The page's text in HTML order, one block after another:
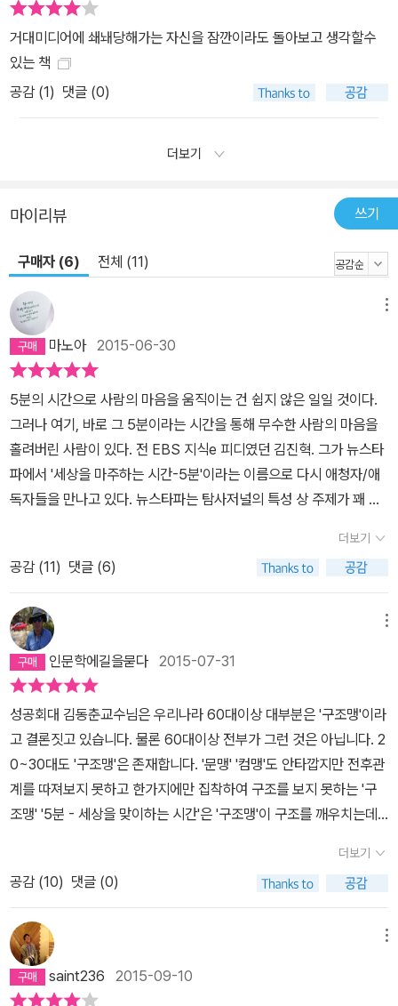
거대미디어에 쇄놰당해가는 자신을 잠깐이라도 돌아보고 생각할수
있는 책
공감 (1) 댓글 (0)
더보기
마이리뷰 쓰기
구매자 (6) 전체 (11)
마노아2015-06-30
5분의 시간으로 사람의 마음을 움직이는 건 쉽지 않은 일일 것이다.
그러나 여기, 바로 그 5분이라는 시간을 통해 무수한 사람의 마음을
홀려버린 사람이 있다. 전 EBS 지식e 피디였던 김진혁. 그가 뉴스타
파에서 '세상을 마주하는 시간-5분'이라는 이름으로 다시 애청자/애
독자들을 만나고 있다. 뉴스타파는 탐사저널의 특성 상 주제가 꽤 묵
지만 좀 더 쉬어갈 여지를 주는 것이 김진혁의 '5분'이다. 지식채널이
그랬던 것처럼 영상과 음악이 주는 효과는 탁월했다. 하지만 5분 안
에 모든 걸 담아내기는 힘든 법! 그래서 이 책이 필요하다. SIDE A 생
각, 하다TRACK 01 Good night, Good luck TRACK 02 복지국
가 스웨덴의 비밀 TRACK 03 주교 지학순 TRACK 04 역사를 잊은
민족 TRACK 05 안녕하십니까? TRACK 06 4만 7000원 TRAC
K 07 천국의 집 TRACK 08 꿈의 공장 속 ‘노동자’들 TRACK 09
다메 SIDE B 경계, 짓다TRACK 01 세 개의 ‘국가개조론’ TRACK
02 사라진 목소리와 공영방송 TRACK 03 가난한 이들은 왜 보수적
이 되는가 TRACK 04 썩은 상자와 수평 폭력 TRACK 05 공평하지
못한 세금의 결과 TRACK 06 모독 vs. 모독 TRACK 07 전시작전
통제권과 세 명의 대통령 TRACK 08 부동산 불패 신화와 아이 안 낳
는 나라 TRACK 09 꼰대 vs. 선배 에필로그_ 주인의 자격A면과 B
면으로 나뉘어진 챕터가 꼭 90년대 '길보드 차트'를 화려하게 장식했
제들이다. 실제로, 아주 천천히 읽었다. 대부분 방송으로 이미 봤던 내
용들이다. 그때 받았던 충격과 감동, 그리고 안타까움을 함께 담아 읽
어나갔다. 붙여놓은 포스트잍이 책의 옆구리를 가득 채웠다. 책의 전
체를 줄곧 관통하는 노동자들의 눈물과 비뚤어지고 왜곡된 역사와 불
더보기
공감 (11) 댓글 (6)
인문학에길을묻다 2015-07-31
성공회대 김동춘교수님은 우리나라 60대이상 대부분은 '구조맹'이라
고 결론짓고 있습니다. 물론 60대이상 전부가 그런 것은 아닙니다. 2
0~30대도 '구조맹'은 존재합니다. '문맹' '컴맹'도 안타깝지만 전후관
계를 따져보지 못하고 한가지에만 집착하여 구조를 보지 못하는 '구
조맹' '5분 - 세상을 맞이하는 시간'은 '구조맹'이 구조를 깨우치는데
한 설명과 이에 곁들인 문장 또는 단어의 정의를 풀어서 설명하여, 어
떤 사건이나 인물에 대한 이해를 돕고, 모든 사실을 다른 관점에서 바
라보는 감각을 향상시켜 줄 것입니다. 이땅의 '구조맹'들은 꼭 읽어야
할 책입니다. 구조를 좀 더 이해하고 싶은 사람도 물론입니다. 아나운
서 머드와 지학순주교님의 용기, 대자보 '안녕하십니까?'의 주인공 주
현우의 다른 각도의 용기와 깨우침, 아들의 학원비 47,000원을 '노
더보기
공감 (10) 댓글 (0)
saint236 2015-09-10